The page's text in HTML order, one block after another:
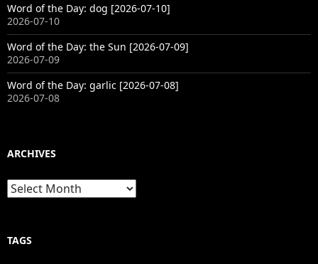
Word of the Day: dog [2026-07-10]
2026-07-10
Word of the Day: the Sun [2026-07-09]
2026-07-09
Word of the Day: garlic [2026-07-08]
2026-07-08
ARCHIVES
Archives
TAGS